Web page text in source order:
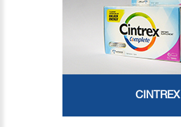
CINTREX